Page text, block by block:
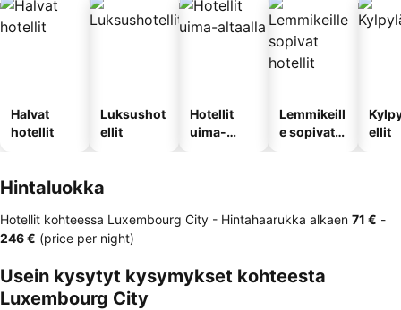
Halvat
hotellit
Luksushot
ellit
Hotellit
uima-
Lemmikeill
e sopivat
ellit
Hintaluokka
Hotellit kohteessa Luxembourg City - Hintahaarukka alkaen ‎71 € -
‎246 € (price per night)
Usein kysytyt kysymykset kohteesta
Luxembourg City